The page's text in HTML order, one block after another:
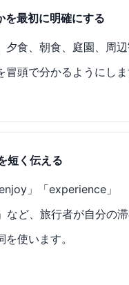
を最初に明確にする
夕食、朝食、庭園、周辺
冒頭で分かるようにしま
短く伝える
」「experience」
など、旅行者が自分の
を使います。